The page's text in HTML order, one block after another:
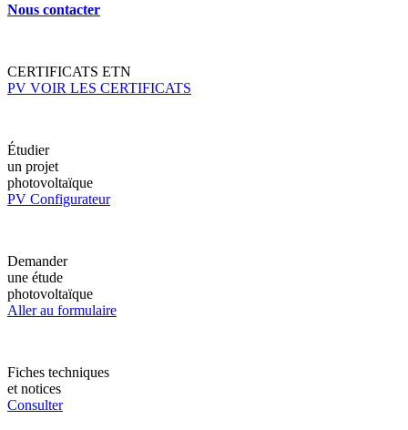
Nous contacter
CERTIFICATS ETN
PV VOIR LES CERTIFICATS
Étudier
un projet
photovoltaïque
PV Configurateur
Demander
une étude
photovoltaïque
Aller au formulaire
Fiches techniques
et notices
Consulter